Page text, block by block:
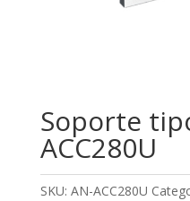
Soporte
ACC280U
SKU: AN-ACC280U